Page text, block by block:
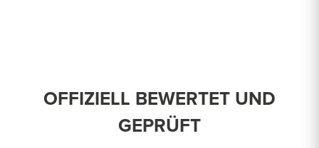
OFFIZIELL BEWERTET UND
GEPRÜFT